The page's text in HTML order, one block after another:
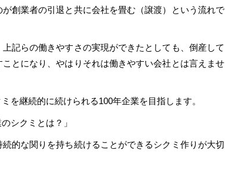
創業者の引退と共に会社を畳む（譲渡）という流れで
記らの働きやすさの実現ができたとしても、倒産して
とになり、やはりそれは働きやすい会社とは言えませ
を継続的に続けられる100年企業を目指します。
シクミとは？」
的な関りを持ち続けることができるシクミ作りが大切